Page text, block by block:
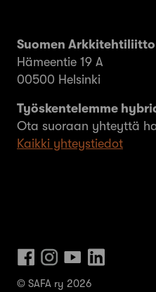
Suomen Arkkitehtiliitto
Hämeentie 19 A
00500 Helsinki
Työskentelemme
Ota suoraan yhteyttä
Kaikki yhteystiedot
© SAFA ry 2026